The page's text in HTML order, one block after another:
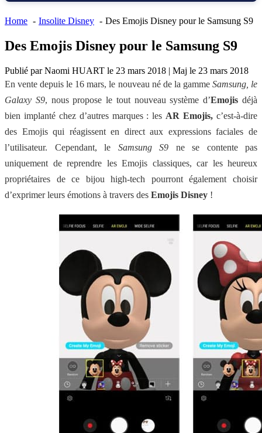
Home Insolite Disney Des Emojis Disney pour le Samsung S9
Des Emojis Disney pour le Samsung S9
Publié parNaomi HUART le 23 mars 2018 | Maj le 23 mars 2018
En vente depuis le 16 mars, le nouveau né de la gamme Samsung, le
Galaxy S9, nous propose le tout nouveau système d’Emojis déjà
bien implanté chez d’autres marques : les AR Emojis, c’est-à-dire
des Emojis qui réagissent en direct aux expressions faciales de
l’utilisateur. Cependant, le Samsung S9 ne se contente pas
uniquement de reprendre les Emojis classiques, car les heureux
propriétaires de ce bijou high-tech pourront également choisir
d’exprimer leurs émotions à travers des Emojis Disney !